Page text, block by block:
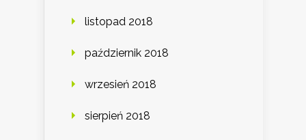
listopad 2018
październik 2018
wrzesień 2018
sierpień 2018